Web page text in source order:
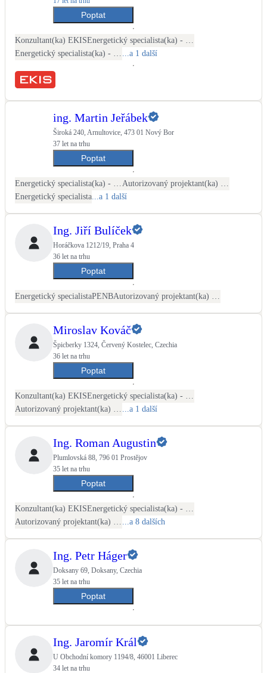
Kotle
Hlavní zdroje vytápění
Bateriové úložiště
Stínicí technika
Žaluzie, markýzy, pergoly
Rekuperace tepla odpadní vody
Kamna / krby
Doplňkové zdroje vytápění
Vnitřní i venkovní
Retence deštové vody
Akumulace dešťovky
NEW
Vegetační střechy
Větrné elektrárny NEW
Malé i velké turbíny
Poptat
Konzultant(ka) EKIS
...a 1 další
ing. Martin Jeřábek
Široká 240, Arnultovice, 473 01 Nový Bor
37 let na trhu
Poptat
Energetický specialista ...a 1 další
Ing. Jiří Bulíček
Horáčkova 1212/19, Praha 4
36 let na trhu
Poptat
Energetický specialistaPENB
Miroslav Kováč
Špicberky 1324, Červený Kostelec, Czechia
36 let na trhu
Poptat
Konzultant(ka) EKIS
...a 1 další
Ing. Roman Augustin
Plumlovská 88, 796 01 Prostějov
35 let na trhu
Poptat
Konzultant(ka) EKIS
...a 8 dalších
Ing. Petr Háger
Doksany 69, Doksany, Czechia
35 let na trhu
Poptat
Ing. Jaromír Král
U Obchodní komory 1194/8, 46001 Liberec
34 let na trhu